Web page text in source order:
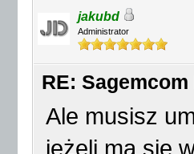
jakubd
Administrator
RE:
Ale musisz
jeżeli ma się